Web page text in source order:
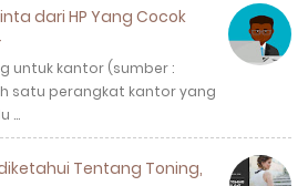
dari HP Yang Cocok
untuk kantor (sumber :
satu perangkat kantor yang
…
Tentang Toning,